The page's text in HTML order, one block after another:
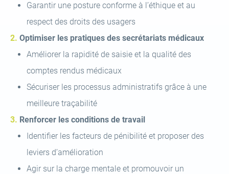
Garantir une posture conforme à l’éthique et au
respect des droits des usagers
Optimiser les pratiques des secrétariats médicaux
Améliorer la rapidité de saisie et la qualité des
comptes rendus médicaux
Sécuriser les processus administratifs grâce à une
meilleure traçabilité
Renforcer les conditions de travail
Identifier les facteurs de pénibilité et proposer des
leviers d’amélioration
Agir sur la charge mentale et promouvoir un